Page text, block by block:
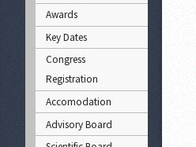
Awards
Key Dates
Congress
Registration
Accomodation
Advisory Board